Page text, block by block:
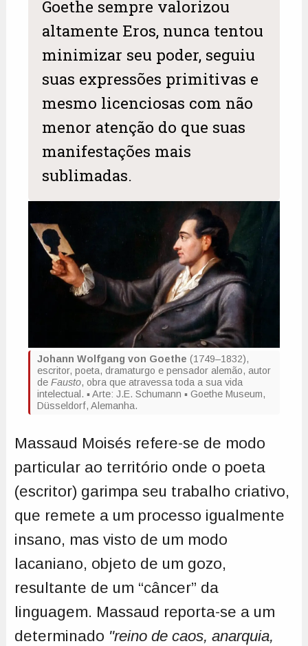
Goethe sempre valorizou
altamente Eros, nunca tentou
minimizar seu poder, seguiu
suas expressões primitivas e
mesmo licenciosas com não
menor atenção do que suas
manifestações mais
sublimadas.
Johann Wolfgang von Goethe (1749–1832),
escritor, poeta, dramaturgo e pensador alemão, autor
deFausto, obra que atravessa toda a sua vida
intelectual. ▪ Arte: J.E. Schumann ▪ Goethe Museum,
Düsseldorf, Alemanha.
Massaud Moisés refere-se de modo
particular ao território onde o poeta
(escritor) garimpa seu trabalho criativo,
que remete a um processo igualmente
insano, mas visto de um modo
lacaniano, objeto de um gozo,
resultante de um “câncer” da
linguagem. Massaud reporta-se a um
determinado "reino de caos, anarquia,